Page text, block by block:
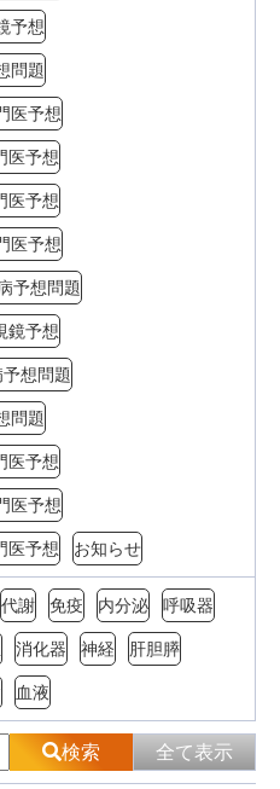
予想
問題
医予想
医予想
医予想
医予想
予想問題
鏡予想
想問題
問題
医予想
医予想
医予想 お知らせ
代謝 免疫 内分泌 呼吸器
消化器 神経 肝胆膵
血液
検索 全て表示